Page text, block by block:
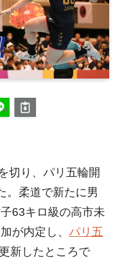
切り、パリ五輪開
。柔道で新たに男
63キロ級の高市未
が内定し、 パリ五
新したところで